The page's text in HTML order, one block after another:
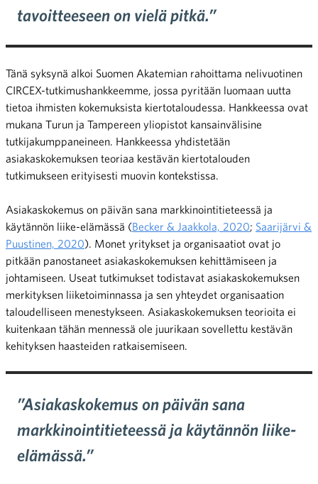
tavoitteeseen on vielä pitkä.”
Tänä syksynä alkoi Suomen Akatemian rahoittama nelivuotinen
CIRCEX-tutkimushankkeemme, jossa pyritään luomaan uutta
tietoa ihmisten kokemuksista kiertotaloudessa. Hankkeessa ovat
mukana Turun ja Tampereen yliopistot kansainvälisine
tutkijakumppaneineen. Hankkeessa yhdistetään
asiakaskokemuksen teoriaa kestävän kiertotalouden
tutkimukseen erityisesti muovin kontekstissa.
Asiakaskokemus on päivän sana markkinointitieteessä ja
käytännön liike-elämässä (Becker & Jaakkola, 2020; Saarijärvi &
Puustinen, 2020). Monet yritykset ja organisaatiot ovat jo
pitkään panostaneet asiakaskokemuksen kehittämiseen ja
johtamiseen. Useat tutkimukset todistavat asiakaskokemuksen
merkityksen liiketoiminnassa ja sen yhteydet organisaation
taloudelliseen menestykseen. Asiakaskokemuksen teorioita ei
kuitenkaan tähän mennessä ole juurikaan sovellettu kestävän
kehityksen haasteiden ratkaisemiseen.
”Asiakaskokemus on päivän sana
markkinointitieteessä ja käytännön liike-
elämässä.”